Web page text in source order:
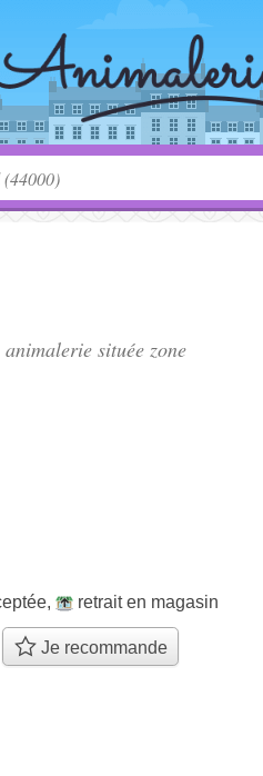
située zone
, retrait en magasin
Je recommande